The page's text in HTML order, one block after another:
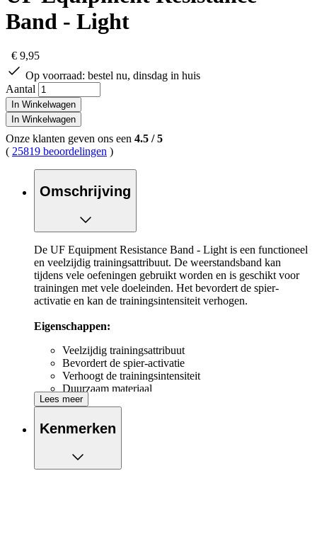
Band - Light
€ 9,95
Op voorraad: bestel nu, dinsdag in huis
Aantal
In Winkelwagen
In Winkelwagen
Onze klanten geven ons een 4.5 /5
( 25819 beoordelingen )
Omschrijving
De UF Equipment Resistance Band - Light is een functioneel
en veelzijdig trainingsattribuut. De weerstandsband kan
tijdens vele oefeningen gebruikt worden en is geschikt voor
trainingen met vele doeleinden. Het bevordert de spier-
activatie en kan de trainingsintensiteit verhogen.
Eigenschappen:
Veelzijdig trainingsattribuut
Bevordert de spier-activatie
Verhoogt de trainingsintensiteit
Duurzaam materiaal
Lees meer
Kenmerken